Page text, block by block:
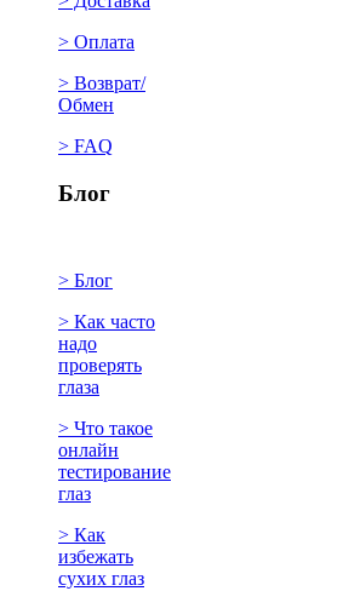
> Оплата
> Возврат/
Обмен
> FAQ
Блог
> Блог
> Как часто
надо
проверять
глаза
> Что такое
онлайн
тестирование
глаз
> Как
избежать
сухих глаз